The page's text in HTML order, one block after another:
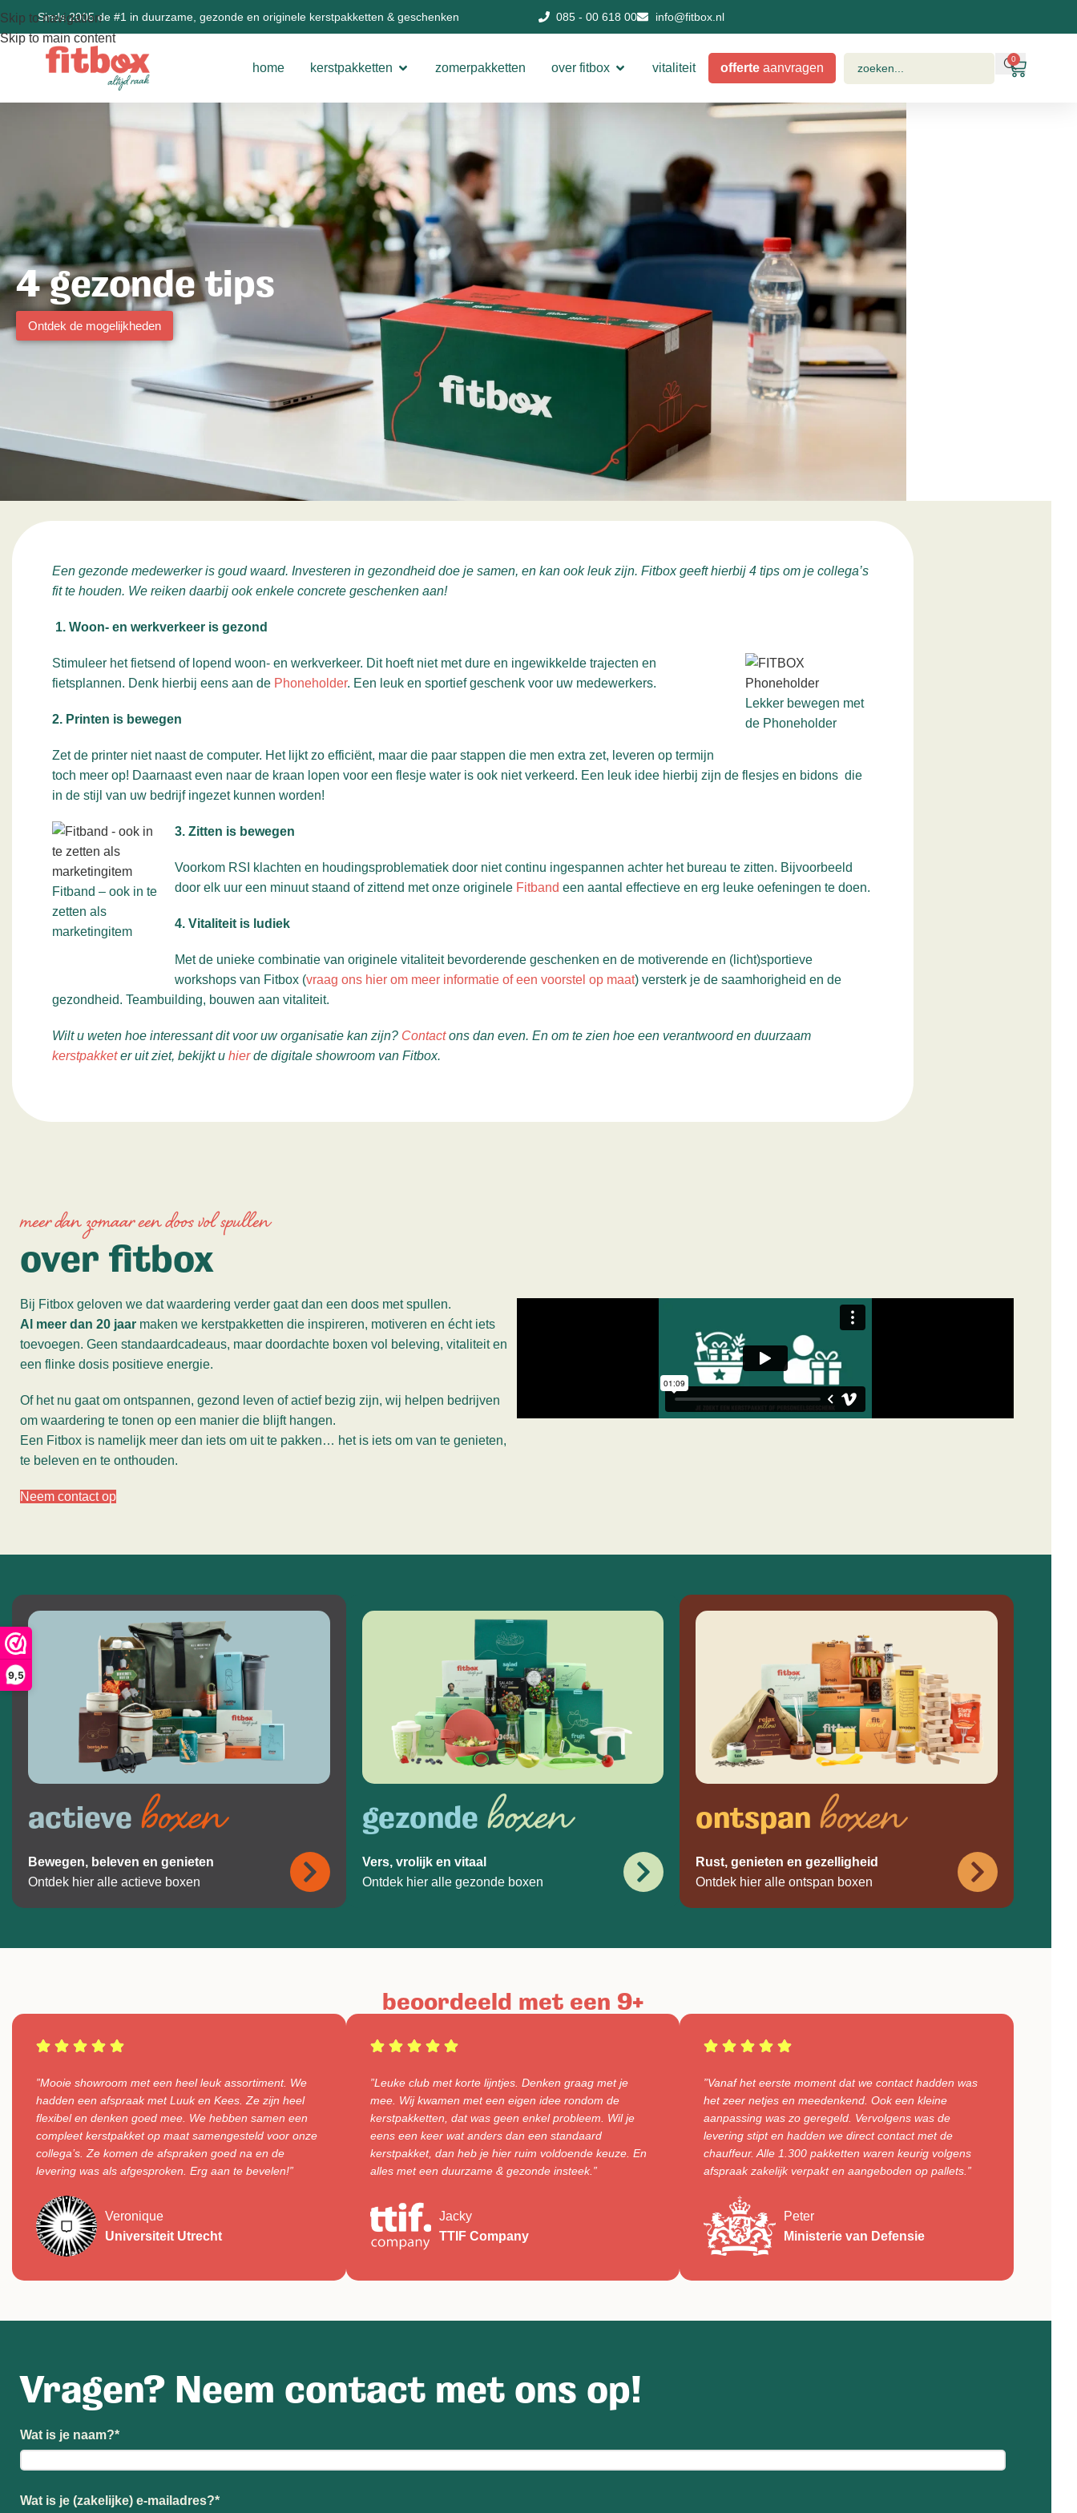
9,5
Skip to navigation
Skip to main content
Sinds 2005 de #1 in duurzame, gezonde en originele kerstpakketten & geschenken 085 - 00 618 00 info@fitbox.nl
home kerstpakketten zomerpakketten over fitbox vitaliteit offerte aanvragen
0
4 gezonde tips
Ontdek de mogelijkheden
Een gezonde medewerker is goud waard. Investeren in gezondheid doe je samen, en kan ook leuk zijn. Fitbox geeft hierbij 4 tips om je collega’s
fit te houden. We reiken daarbij ook enkele concrete geschenken aan!
1. Woon- en werkverkeer is gezond
Lekker bewegen met
de Phoneholder
Stimuleer het fietsend of lopend woon- en werkverkeer. Dit hoeft niet met dure en ingewikkelde trajecten en
fietsplannen. Denk hierbij eens aan de Phoneholder. Een leuk en sportief geschenk voor uw medewerkers.
2. Printen is bewegen
Zet de printer niet naast de computer. Het lijkt zo efficiënt, maar die paar stappen die men extra zet, leveren op termijn
toch meer op! Daarnaast even naar de kraan lopen voor een flesje water is ook niet verkeerd. Een leuk idee hierbij zijn de flesjes en bidons die
in de stijl van uw bedrijf ingezet kunnen worden!
Fitband – ook in te
zetten als
marketingitem
3. Zitten is bewegen
Voorkom RSI klachten en houdingsproblematiek door niet continu ingespannen achter het bureau te zitten. Bijvoorbeeld
door elk uur een minuut staand of zittend met onze originele Fitband een aantal effectieve en erg leuke oefeningen te doen.
4. Vitaliteit is ludiek
Met de unieke combinatie van originele vitaliteit bevorderende geschenken en de motiverende en (licht)sportieve
workshops van Fitbox (vraag ons hier om meer informatie of een voorstel op maat) versterk je de saamhorigheid en de
gezondheid. Teambuilding, bouwen aan vitaliteit.
Wilt u weten hoe interessant dit voor uw organisatie kan zijn? Contactons dan even. En om te zien hoe een verantwoord en duurzaam
kerstpakketer uit ziet, bekijkt u hierde digitale showroom van Fitbox.
meer dan zomaar een doos vol spullen
over fitbox
Bij Fitbox geloven we dat waardering verder gaat dan een doos met spullen.
Al meer dan 20 jaar maken we kerstpakketten die inspireren, motiveren en écht iets
toevoegen. Geen standaardcadeaus, maar doordachte boxen vol beleving, vitaliteit en
een flinke dosis positieve energie.
Of het nu gaat om ontspannen, gezond leven of actief bezig zijn, wij helpen bedrijven
om waardering te tonen op een manier die blijft hangen.
Een Fitbox is namelijk meer dan iets om uit te pakken… het is iets om van te genieten,
te beleven en te onthouden.
Neem contact op
actieve boxen
Bewegen, beleven en genieten
Ontdek hier alle actieve boxen
gezonde boxen
Vers, vrolijk en vitaal
Ontdek hier alle gezonde boxen
ontspan boxen
Rust, genieten en gezelligheid
Ontdek hier alle ontspan boxen
beoordeeld met een 9+
”Mooie showroom met een heel leuk assortiment. We
hadden een afspraak met Luuk en Kees. Ze zijn heel
flexibel en denken goed mee. We hebben samen een
compleet kerstpakket op maat samengesteld voor onze
collega’s. Ze komen de afspraken goed na en de
levering was als afgesproken. Erg aan te bevelen!”
Veronique
Universiteit Utrecht
”Leuke club met korte lijntjes. Denken graag met je
mee. Wij kwamen met een eigen idee rondom de
kerstpakketten, dat was geen enkel probleem. Wil je
eens een keer wat anders dan een standaard
kerstpakket, dan heb je hier ruim voldoende keuze. En
alles met een duurzame & gezonde insteek.”
Jacky
TTIF Company
”Vanaf het eerste moment dat we contact hadden was
het zeer netjes en meedenkend. Ook een kleine
aanpassing was zo geregeld. Vervolgens was de
levering stipt en hadden we direct contact met de
chauffeur. Alle 1.300 pakketten waren keurig volgens
afspraak zakelijk verpakt en aangeboden op pallets.”
Peter
Ministerie van Defensie
Vragen? Neem contact met ons op!
Wat is je naam?*
Wat is je (zakelijke) e-mailadres?*